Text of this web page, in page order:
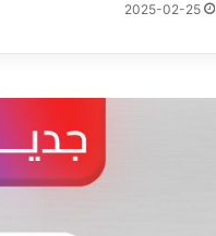
2025-02-25